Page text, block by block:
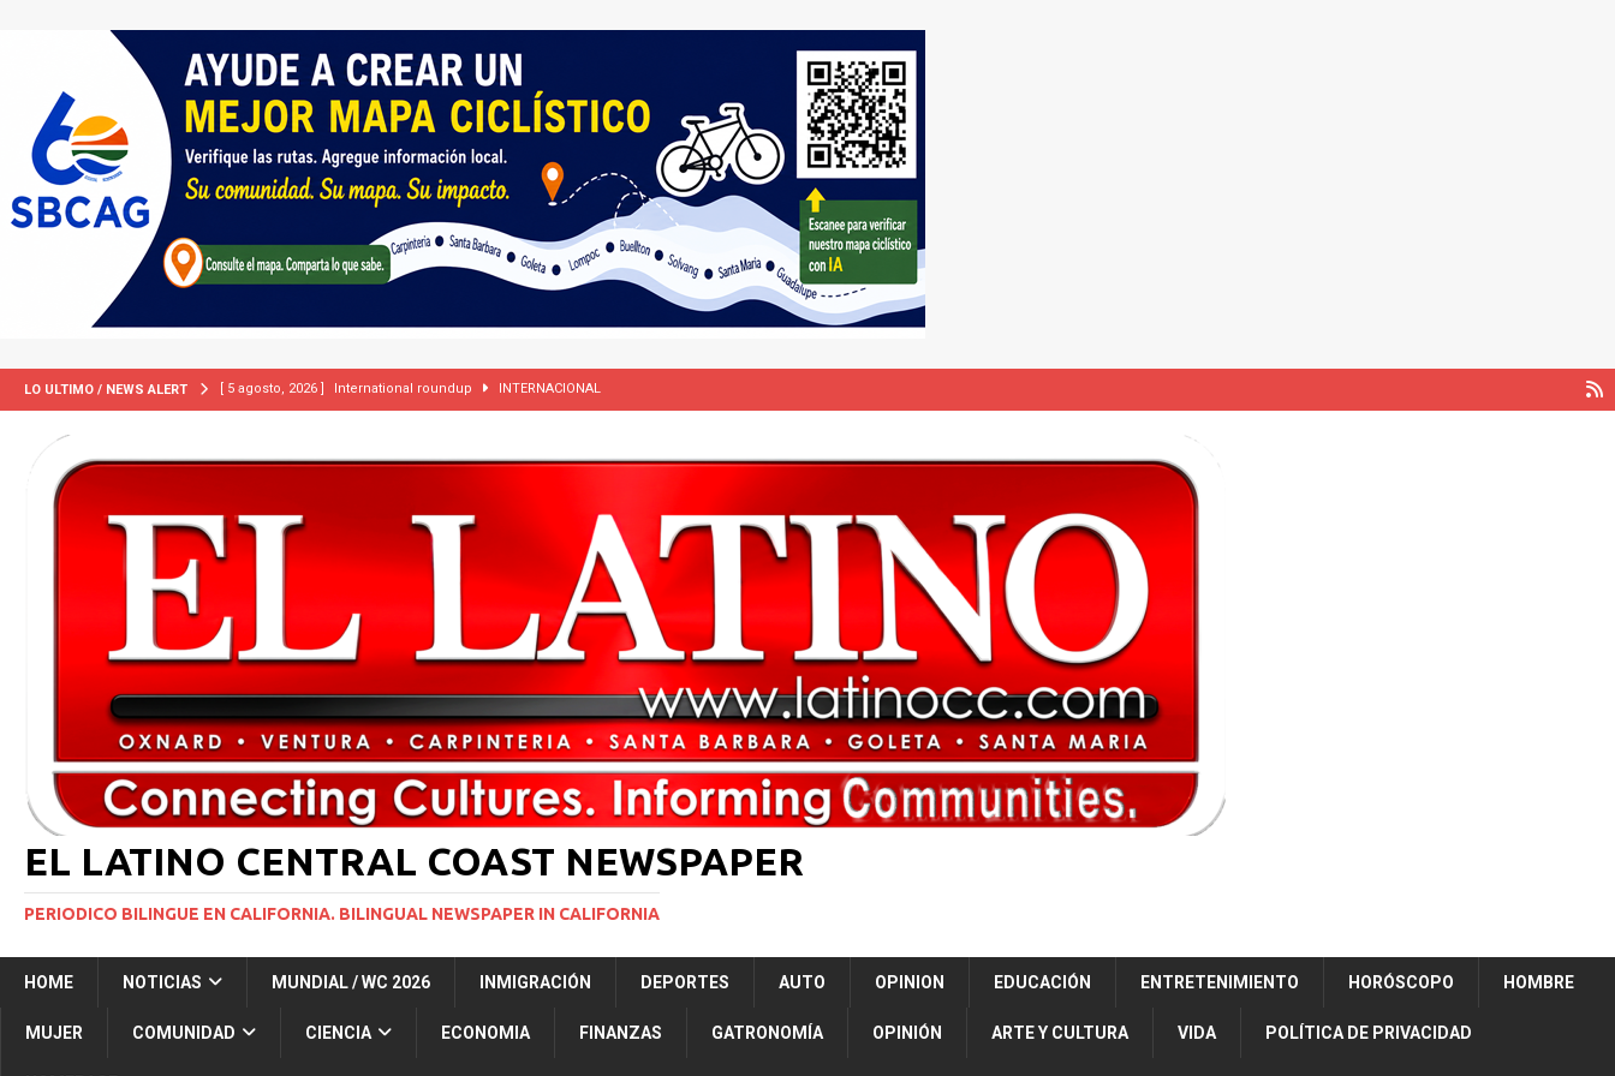
LO ULTIMO / NEWS ALERT [ 5 agosto, 2026 ] International roundup INTERNACIONAL
[ 2 julio, 2024 ] Colombia apaga el ‘efecto Vini’. Brasil 1 – Colombia 1 DEPORTE
Corte Suprema levanta suspensión a ley de Texas que permite a la policía detener a migrantes
INMIGRACIÓN
Potente tormenta invernal desatará la mayor nevada en lo que va del año en California NACIONALES
[ 6 agosto, 2026 ] Trump firma dos medidas ejecutivas para restringir la ciudadanía por nacimiento y el “turismo de parto”
[ 5 agosto, 2026 ] Resumen internacional INTERNACIONAL
EL LATINO CENTRAL COAST NEWSPAPER
PERIODICO BILINGUE EN CALIFORNIA. BILINGUAL NEWSPAPER IN CALIFORNIA
HOME NOTICIAS MUNDIAL / WC 2026 INMIGRACIÓN DEPORTES AUTO OPINION EDUCACIÓN ENTRETENIMIENTO HORÓSCOPO HOMBRE
MUJER COMUNIDAD CIENCIA ECONOMIA FINANZAS GATRONOMÍA OPINIÓN ARTE Y CULTURA VIDA POLÍTICA DE PRIVACIDAD